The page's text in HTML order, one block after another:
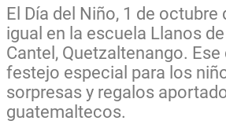
El Día del Niño, 1 de octubre
igual en la escuela Llanos
Cantel, Quetzaltenango. Ese
festejo especial para los
sorpresas y regalos
guatemaltecos.